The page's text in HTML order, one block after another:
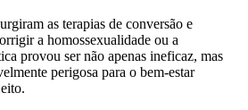
as terapias de conversão e
a homossexualidade ou a
provou ser não apenas ineficaz, mas
perigosa para o bem-estar